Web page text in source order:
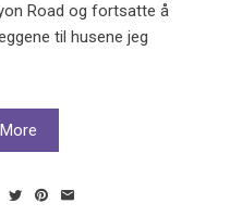
Road og fortsatte å
til husene jeg